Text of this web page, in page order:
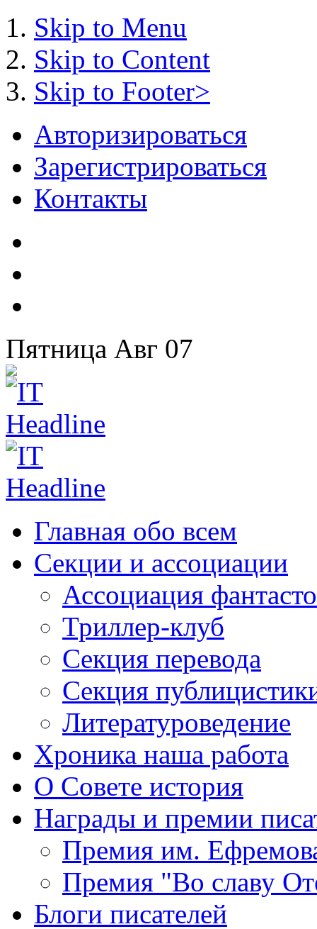
Skip to Menu
Skip to Content
Skip to Footer>
Авторизироваться
Зарегистрироваться
Контакты
Пятница Авг 07
Главная обо всем
Секции и ассоциации
Ассоциация
Триллер-клуб
Секция перевода
Секция
Литературоведение
Хроника наша работа
О Совете история
Награды и премии
Премия им.
Премия "Во славу
Блоги писателей